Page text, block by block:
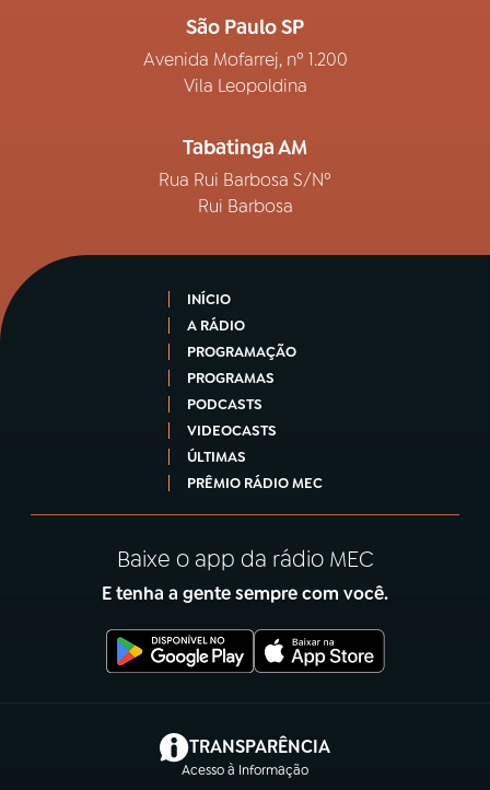
São Paulo SP
Avenida Mofarrej, nº 1.200
Vila Leopoldina
Tabatinga AM
Rua Rui Barbosa S/Nº
Rui Barbosa
INÍCIO
A RÁDIO
PROGRAMAÇÃO
PROGRAMAS
PODCASTS
VIDEOCASTS
ÚLTIMAS
PRÊMIO RÁDIO MEC
Baixe o app da rádio MEC
E tenha a gente sempre com você.
TRANSPARÊNCIA
Acesso à Informação
(abre em nova aba)